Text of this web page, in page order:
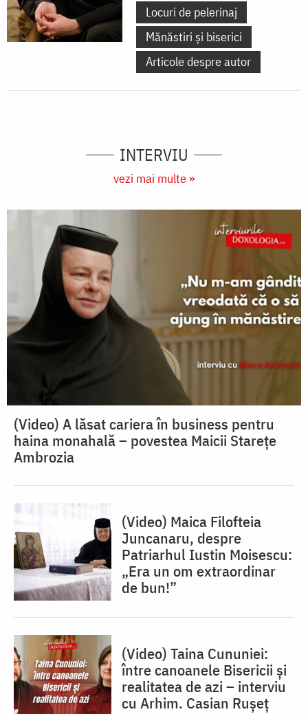
Locuri de pelerinaj
Mănăstiri și biserici
Articole despre autor
INTERVIU
vezi mai multe »
(Video) A lăsat cariera în business pentru
haina monahală – povestea Maicii Starețe
Ambrozia
(Video) Maica Filofteia
Juncanaru, despre
Patriarhul Iustin Moisescu:
„Era un om extraordinar
de bun!”
(Video) Taina Cununiei:
între canoanele Bisericii și
realitatea de azi – interviu
cu Arhim. Casian Rușeț